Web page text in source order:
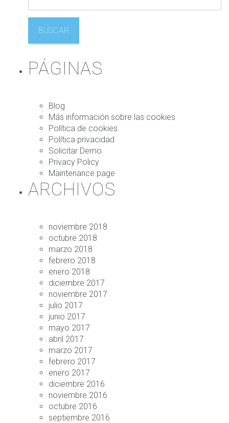
s
r
PÁGINAS
Blog
Más información sobre las cookies
Política de cookies
Política privacidad
Solicitar Demo
Privacy Policy
Maintenance page
ARCHIVOS
noviembre 2018
octubre 2018
marzo 2018
febrero 2018
enero 2018
diciembre 2017
noviembre 2017
julio 2017
junio 2017
mayo 2017
abril 2017
marzo 2017
febrero 2017
enero 2017
diciembre 2016
noviembre 2016
octubre 2016
septiembre 2016